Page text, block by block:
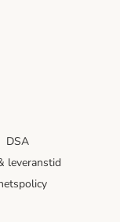
DSA
leveranstid